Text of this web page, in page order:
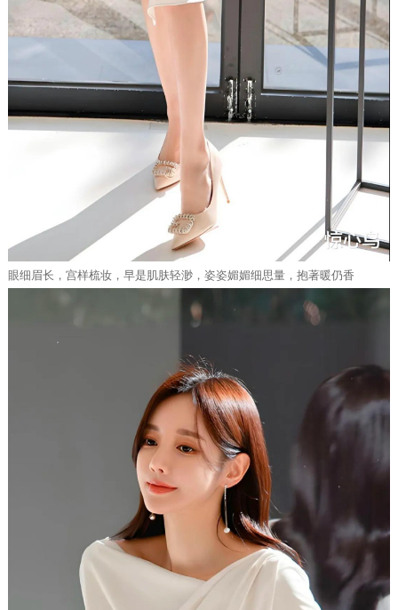
眼细眉长，宫样梳妆，早是肌肤轻渺，姿姿媚媚细思量，抱著暖仍香